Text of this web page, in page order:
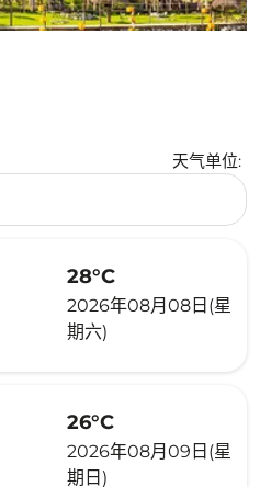
天气单位:
28°C
2026年08月08日(星
期六)
26°C
2026年08月09日(星
期日)